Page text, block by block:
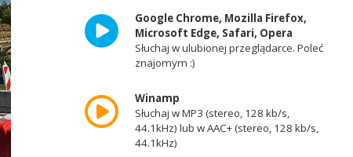
Google Chrome, Mozilla Firefox,
Microsoft Edge, Safari, Opera
Słuchaj w ulubionej przeglądarce. Poleć
znajomym :)
Winamp
Słuchaj w MP3 (stereo, 128 kb/s,
44.1kHz) lub w AAC+ (stereo, 128 kb/s,
44.1kHz)